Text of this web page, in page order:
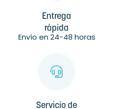
Entrega
rápida
Envío en 24-48 horas
Servicio de